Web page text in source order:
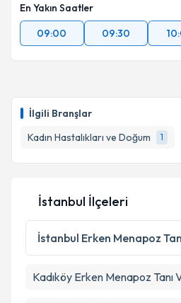
İlgili Branşlar
Kadın Hastalıkları ve Doğum
1
Kişisel verilerimin
'ni okudum ve
kapsamda işlenmesini
Takvim
En Yakın Saatler
09:00
09:30
İstanbul İlçeleri
İstanbul Erken Menapoz
Kadıköy Erken Menapoz Tanı